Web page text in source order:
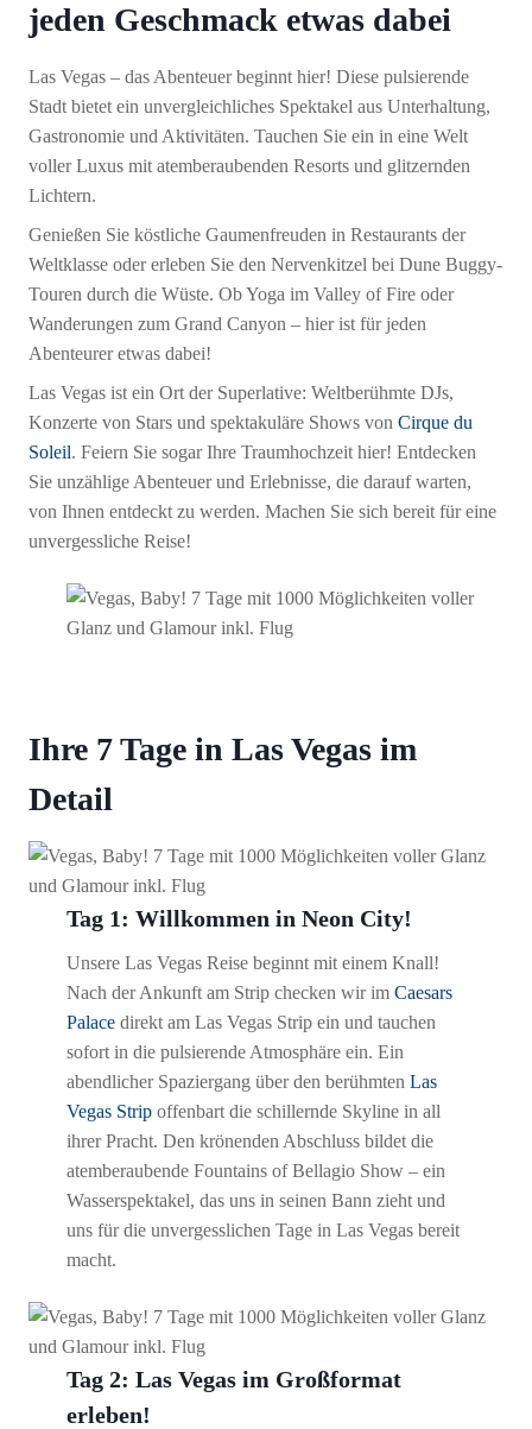
jeden Geschmack etwas dabei
Las Vegas – das Abenteuer beginnt hier! Diese pulsierende
Stadt bietet ein unvergleichliches Spektakel aus Unterhaltung,
Gastronomie und Aktivitäten. Tauchen Sie ein in eine Welt
voller Luxus mit atemberaubenden Resorts und glitzernden
Lichtern.
Genießen Sie köstliche Gaumenfreuden in Restaurants der
Weltklasse oder erleben Sie den Nervenkitzel bei Dune Buggy-
Touren durch die Wüste. Ob Yoga im Valley of Fire oder
Wanderungen zum Grand Canyon – hier ist für jeden
Abenteurer etwas dabei!
Las Vegas ist ein Ort der Superlative: Weltberühmte DJs,
Konzerte von Stars und spektakuläre Shows von Cirque du
Soleil. Feiern Sie sogar Ihre Traumhochzeit hier! Entdecken
Sie unzählige Abenteuer und Erlebnisse, die darauf warten,
von Ihnen entdeckt zu werden. Machen Sie sich bereit für eine
unvergessliche Reise!
Ihre 7 Tage in Las Vegas im
Detail
Tag 1: Willkommen in Neon City!
Unsere Las Vegas Reise beginnt mit einem Knall!
Nach der Ankunft am Strip checken wir im Caesars
Palace direkt am Las Vegas Strip ein und tauchen
sofort in die pulsierende Atmosphäre ein. Ein
abendlicher Spaziergang über den berühmten Las
Vegas Strip offenbart die schillernde Skyline in all
ihrer Pracht. Den krönenden Abschluss bildet die
atemberaubende Fountains of Bellagio Show – ein
Wasserspektakel, das uns in seinen Bann zieht und
uns für die unvergesslichen Tage in Las Vegas bereit
macht.
Tag 2: Las Vegas im Großformat
erleben!